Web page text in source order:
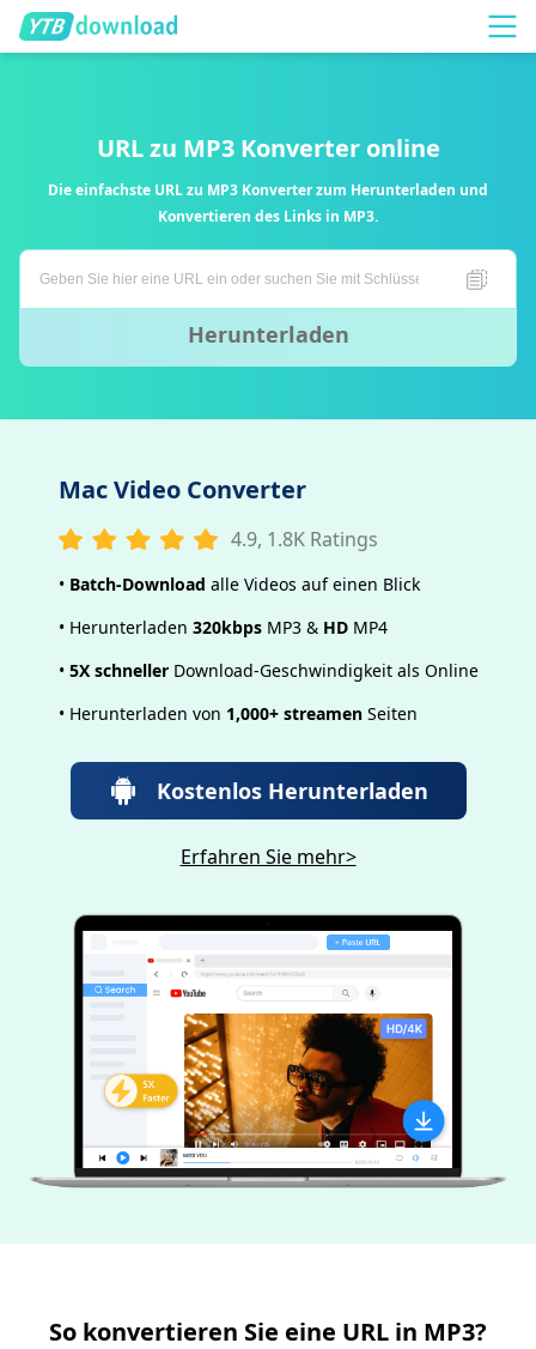
URL zu MP3 Konverter online
Die einfachste URL zu MP3 Konverter zum Herunterladen und
Konvertieren des Links in MP3.
Herunterladen
Mac Video Converter
4.9, 1.8K Ratings
• Batch-Download alle Videos auf einen Blick
• Herunterladen 320kbpsMP3 & HDMP4
• 5X schnellerDownload-Geschwindigkeit als Online
• Herunterladen von 1,000+ streamenSeiten
Kostenlos Herunterladen
Erfahren Sie mehr>
So konvertieren Sie eine URL in MP3?